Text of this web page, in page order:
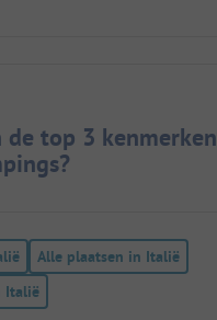
de top 3 kenmerken
Alle plaatsen in Italië
Italië